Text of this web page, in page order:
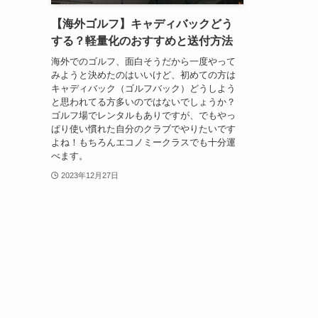
【海外ゴルフ】キャディバックどう
する？軽量化のおすすめと送付方法
海外でのゴルフ、面白そうだから一度やって
みようと決めたのはいいけど、初めての方は
キャディバック（ゴルフバック）どうしよう
と思われてる方多いのではないでしょうか？
ゴルフ場でレンタルもありですが、でもやっ
ぱり使い慣れた自分のクラブでやりたいです
よね！もちろんエコノミークラスでも十分運
べます。
2023年12月27日